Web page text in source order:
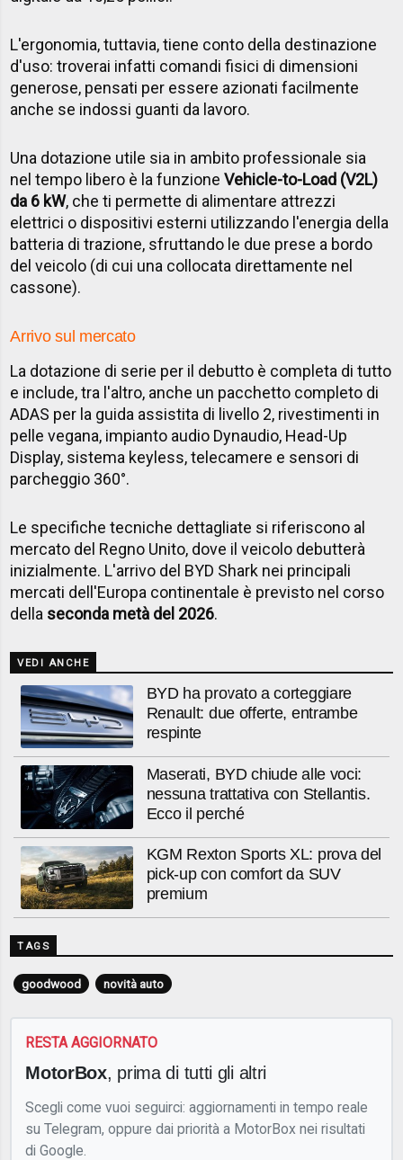
L'ergonomia, tuttavia, tiene conto della destinazione
d'uso: troverai infatti comandi fisici di dimensioni
generose, pensati per essere azionati facilmente
anche se indossi guanti da lavoro.
Una dotazione utile sia in ambito professionale sia
nel tempo libero è la funzioneVehicle-to-Load (V2L)
da 6 kW, che ti permette di alimentare attrezzi
elettrici o dispositivi esterni utilizzando l'energia della
batteria di trazione, sfruttando le due prese a bordo
del veicolo (di cui una collocata direttamente nel
cassone).
Arrivo sul mercato
La dotazione di serie per il debutto è completa di tutto
e include, tra l'altro, anche un pacchetto completo di
ADAS per la guida assistita di livello 2, rivestimenti in
pelle vegana, impianto audio Dynaudio, Head-Up
Display, sistema keyless, telecamere e sensori di
parcheggio 360°.
Le specifiche tecniche dettagliate si riferiscono al
mercato del Regno Unito, dove il veicolo debutterà
inizialmente. L'arrivo del BYD Shark nei principali
mercati dell'Europa continentale è previsto nel corso
della seconda metà del 2026.
VEDI ANCHE
BYD ha provato a corteggiare
Renault: due offerte, entrambe
respinte
Maserati, BYD chiude alle voci:
nessuna trattativa con Stellantis.
Ecco il perché
KGM Rexton Sports XL: prova del
pick-up con comfort da SUV
premium
TAGS
goodwood novità auto
RESTA AGGIORNATO
MotorBox, prima di tutti gli altri
Scegli come vuoi seguirci: aggiornamenti in tempo reale
su Telegram, oppure dai priorità a MotorBox nei risultati
di Google.